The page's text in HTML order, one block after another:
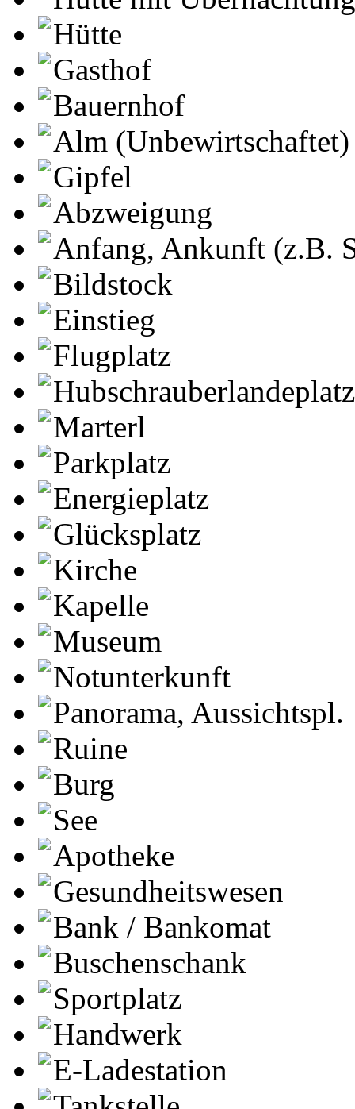
Hütte
Gasthof
Bauernhof
Alm (Unbewirtschaftet)
Gipfel
Abzweigung
Anfang, Ankunft (z.B.
Bildstock
Einstieg
Flugplatz
Hubschrauberlandeplatz
Marterl
Parkplatz
Energieplatz
Glücksplatz
Kirche
Kapelle
Museum
Notunterkunft
Panorama, Aussichtspl.
Ruine
Burg
See
Apotheke
Gesundheitswesen
Bank / Bankomat
Buschenschank
Sportplatz
Handwerk
E-Ladestation